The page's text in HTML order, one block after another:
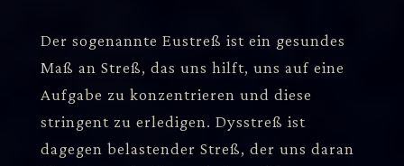
Der sogenannte Eustreß ist ein gesundes
Maß an Streß, das uns hilft, uns auf eine
Aufgabe zu konzentrieren und diese
stringent zu erledigen. Dysstreß ist
dagegen belastender Streß, der uns daran